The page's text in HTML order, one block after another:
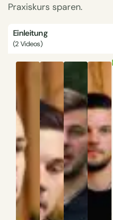
Praxiskurs sparen.
Einleitung
(2 Videos)